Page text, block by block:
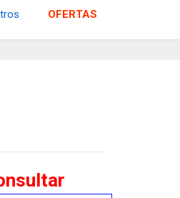
OFERTAS